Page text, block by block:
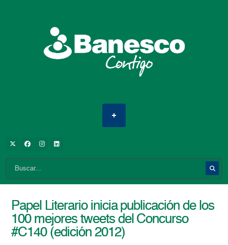
Papel Literario inicia publicación de los
100 mejores tweets del Concurso
#C140 (edición 2012)